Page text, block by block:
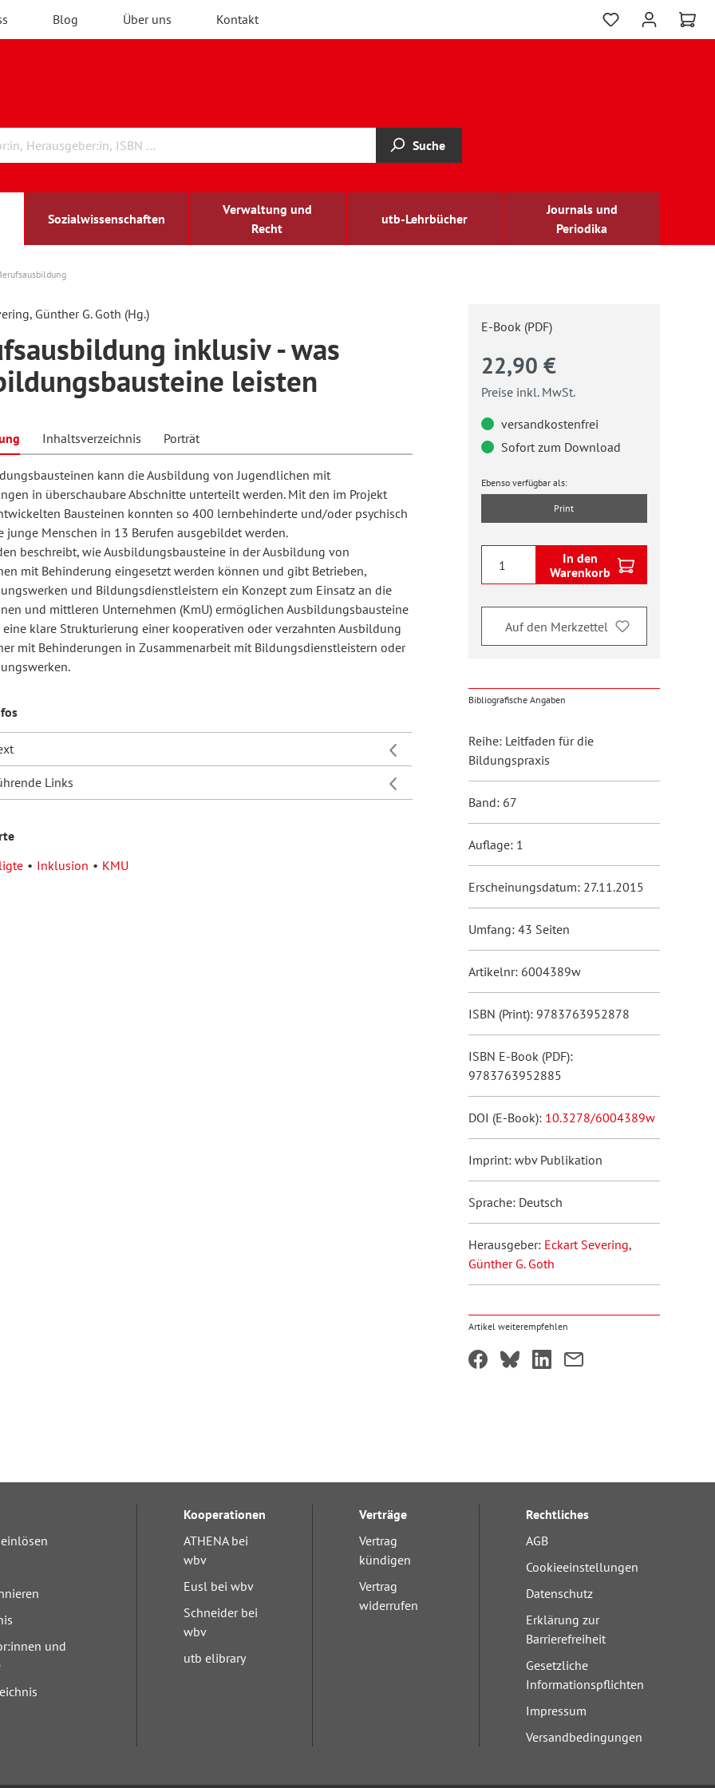
Blog Über uns Kontakt
Suche
Sozialwissenschaften
Verwaltung und
Recht
utb-Lehrbücher
Journals und
Periodika
Bildung
Erwachsenenbildung
Bildung
und Wissenschaft
und Unterrichtsforschung
und
sehbehindert
forum
Forum
Günther G. Goth (Hg.)
inklusiv - was
leisten
Inhaltsverzeichnis Porträt
kann die Ausbildung von Jugendlichen mit
in überschaubare Abschnitte unterteilt werden. Mit den im Projekt
Bausteinen konnten so 400 lernbehinderte und/oder psychisch
junge Menschen in 13 Berufen ausgebildet werden.
beschreibt, wie Ausbildungsbausteine in der Ausbildung von
mit Behinderung eingesetzt werden können und gibt Betrieben,
und Bildungsdienstleistern ein Konzept zum Einsatz an die
und mittleren Unternehmen (KmU) ermöglichen Ausbildungsbausteine
eine klare Strukturierung einer kooperativen oder verzahnten Ausbildung
mit Behinderungen in Zusammenarbeit mit Bildungsdienstleistern oder
Links
Inklusion KMU
E-Book (PDF)
22,90 €
Preise inkl. MwSt.
versandkostenfrei
Sofort zum Download
Ebenso verfügbar als:
Print
In den
Warenkorb
Auf den Merkzettel
Bibliografische Angaben
Reihe: Leitfaden für die
Bildungspraxis
Band: 67
Auflage: 1
Erscheinungsdatum: 27.11.2015
Umfang: 43 Seiten
Artikelnr: 6004389w
ISBN (Print): 9783763952878
ISBN E-Book (PDF):
9783763952885
DOI (E-Book): 10.3278/6004389w
Imprint: wbv Publikation
Sprache: Deutsch
Herausgeber: Eckart Severing,
Günther G. Goth
Artikel weiterempfehlen
und
Kooperationen
ATHENA bei
wbv
Eusl bei wbv
Schneider bei
wbv
utb elibrary
Verträge
Vertrag
kündigen
Vertrag
widerrufen
Rechtliches
AGB
Cookieeinstellungen
Datenschutz
Erklärung zur
Barrierefreiheit
Gesetzliche
Informationspflichten
Impressum
Versandbedingungen